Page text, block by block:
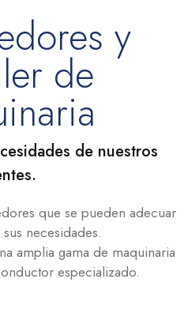
y
de
de nuestros
que se pueden adecuar
necesidades.
amplia gama de maquinaria
especializado.